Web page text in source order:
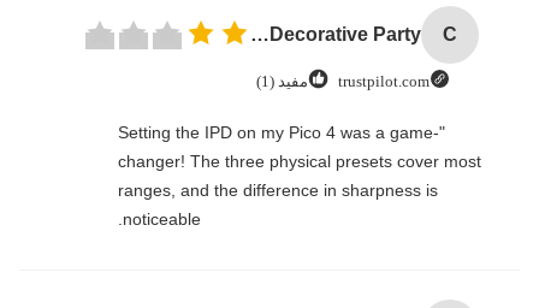
C
Custom Creative Goodie Christmas Kraft Paper Gift Bag with Your Own Logo for Xmas Decorative Party
trustpilot.com مفيد (1)
"Setting the IPD on my Pico 4 was a game-
changer! The three physical presets cover most
ranges, and the difference in sharpness is
noticeable.